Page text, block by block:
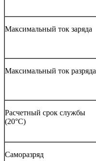
Максимальный ток заряда
Максимальный ток разряда
Расчетный срок службы
(20°С)
Саморазряд